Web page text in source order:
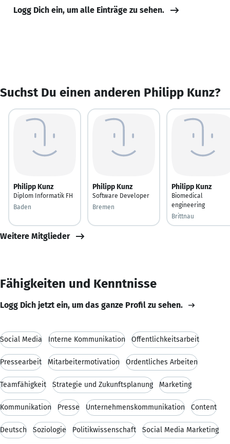
Logg Dich ein, um alle Einträge zu sehen.
Suchst Du einen anderen Philipp Kunz?
Philipp Kunz
Diplom Informatik FH
Baden
Philipp Kunz
Software Developer
Bremen
Philipp Kunz
Biomedical
engineering
Brittnau
Weitere Mitglieder
Fähigkeiten und Kenntnisse
Logg Dich jetzt ein, um das ganze Profil zu sehen.
Social Media Interne Kommunikation Öffentlichkeitsarbeit
Pressearbeit Mitarbeitermotivation Ordentliches Arbeiten
Teamfähigkeit Strategie und Zukunftsplanung Marketing
Kommunikation Presse Unternehmenskommunikation Content
Deutsch Soziologie Politikwissenschaft Social Media Marketing